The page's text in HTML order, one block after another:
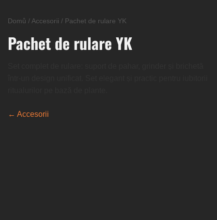
Domů / Accesorii / Pachet de rulare YK
Pachet de rulare YK
← Accesorii